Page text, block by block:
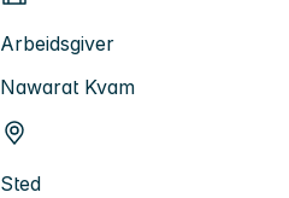
Arbeidsgiver
Nawarat Kvam
Sted